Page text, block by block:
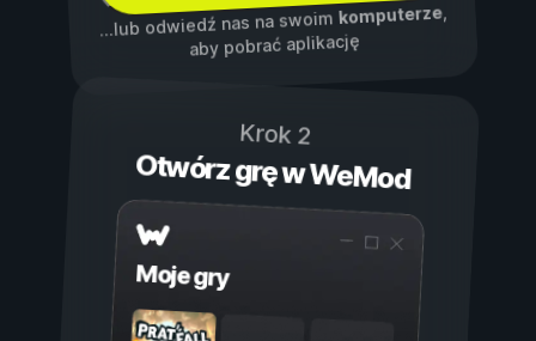
...lub odwiedź nas na swoim komputerze,
aby pobrać aplikację
Krok 2
Otwórz grę w WeMod
Moje gry